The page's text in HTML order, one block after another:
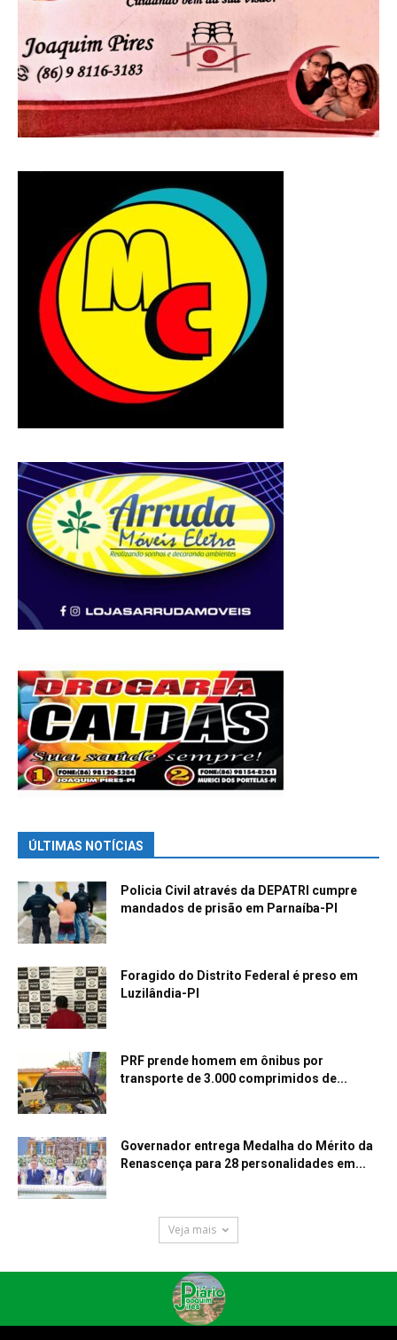
ÚLTIMAS NOTÍCIAS
Policia Civil através da DEPATRI cumpre
mandados de prisão em Parnaíba-PI
Foragido do Distrito Federal é preso em
Luzilândia-PI
PRF prende homem em ônibus por
transporte de 3.000 comprimidos de...
Governador entrega Medalha do Mérito da
Renascença para 28 personalidades em...
Veja mais